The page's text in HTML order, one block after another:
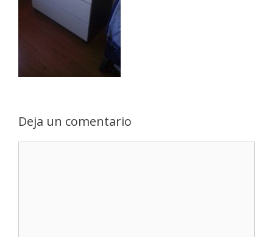
Deja un comentario